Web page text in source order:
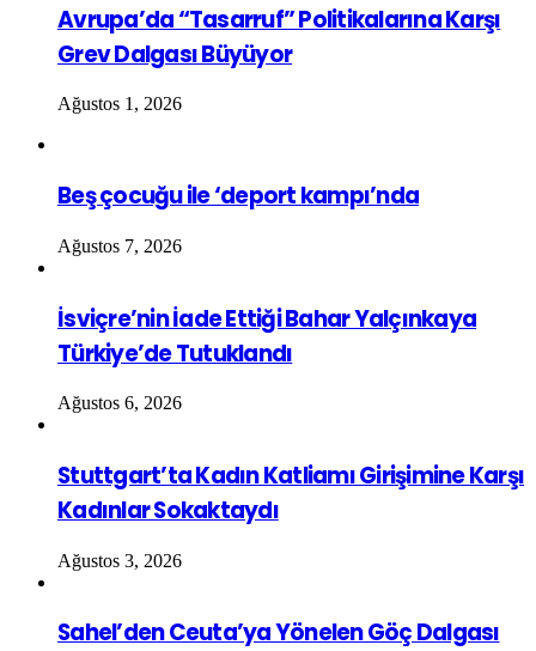
Avrupa’da “Tasarruf” Politikalarına Karşı
Grev Dalgası Büyüyor
Ağustos 1, 2026
Beş çocuğu ile ‘deport kampı’nda
Ağustos 7, 2026
İsviçre’nin İade Ettiği Bahar Yalçınkaya
Türkiye’de Tutuklandı
Ağustos 6, 2026
Stuttgart’ta Kadın Katliamı Girişimine Karşı
Kadınlar Sokaktaydı
Ağustos 3, 2026
Sahel’den Ceuta’ya Yönelen Göç Dalgası